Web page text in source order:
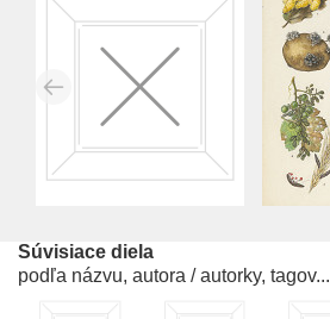
Súvisiace diela
podľa názvu, autora / autorky, tagov...